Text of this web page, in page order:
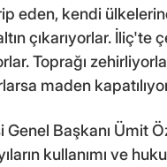
eden, kendi
çıkarıyorlar.
Toprağı
maden
Genel Başkanı Ümit
kullanımı ve